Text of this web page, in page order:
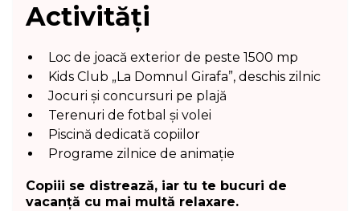
Activități
Loc de joacă exterior de peste 1500 mp
Kids Club „La Domnul Girafa”, deschis zilnic
Jocuri și concursuri pe plajă
Terenuri de fotbal și volei
Piscină dedicată copiilor
Programe zilnice de animație
Copiii se distrează, iar tu te bucuri de
vacanță cu mai multă relaxare.